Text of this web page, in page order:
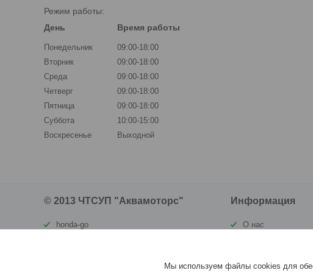
Режим работы:
День
Время работы
Понедельник
09:00-18:00
Вторник
09:00-18:00
Среда
09:00-18:00
Четверг
09:00-18:00
Пятница
09:00-18:00
Суббота
10:00-15:00
Воскресенье
Выходной
© 2013 ЧТСУП "Аквамоторс"
honda-go
Информация
О нас
Мы используем файлы cookies для